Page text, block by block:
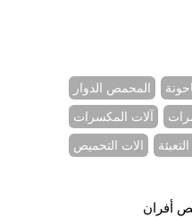
المحمص الدوار
آلات المكسرات
الات التحميص
أفران